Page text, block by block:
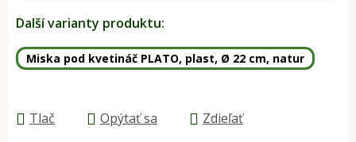
Další varianty produktu:
Miska pod kvetináč PLATO, plast, Ø 22 cm, natur
Tlač Opýtať sa Zdieľať